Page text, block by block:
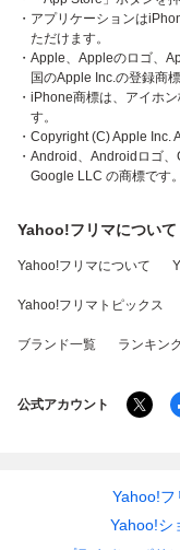
・アプリケーションは
ただけます。
・Apple、Appleのロゴ、
国のApple Inc.の登録商標
・iPhone商標は、アイホ
す。
・Copyright (C) Apple Inc.
・Android、Androidロゴ
Google LLC の商標です。
Yahoo!フリマについて
Yahoo!フリマについて
Yahoo!フリマトピックス
ブランド一覧 ランキン
公式アカウント
Yahoo!フ
Yahoo!シ